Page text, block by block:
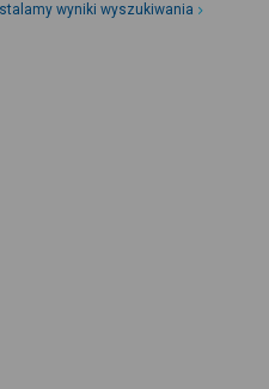
wyniki wyszukiwania